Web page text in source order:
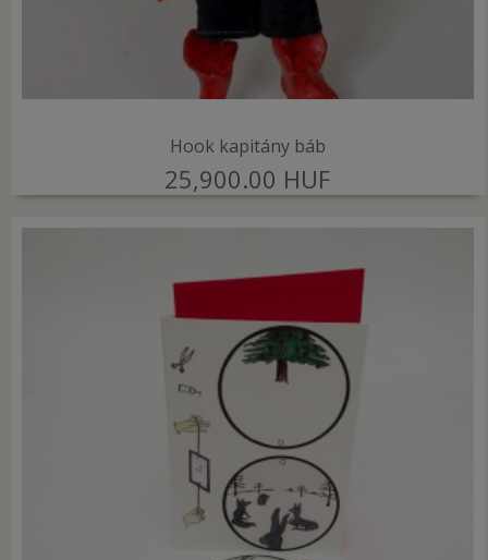
Hook kapitány báb
25,900.00 HUF